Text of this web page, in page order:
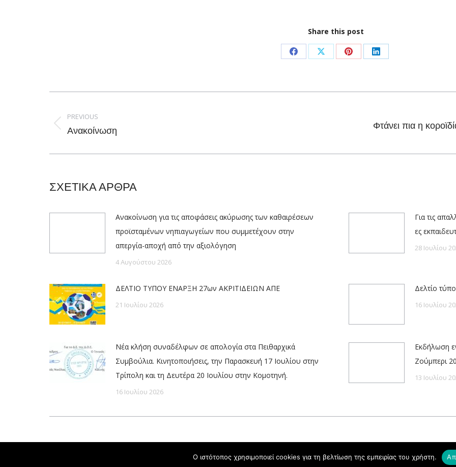
Share this post
Share
Facebook
Share
X
Share
Pinterest
Share
LinkedIn
navigation
PREVIOUS
Previous
Ανακοίνωση
Φτάνει πια η
ΣΧΕΤΙΚΑ ΑΡΘΡΑ
Ανακοίνωση για τις αποφάσεις ακύρωσης των καθαιρέσεων
προϊσταμένων νηπιαγωγείων που συμμετέχουν στην
απεργία-αποχή από την αξιολόγηση
4 Αυγούστου 2026
Για τις
ες
28 Ιουλίου
ΔΕΛΤΙΟ ΤΥΠΟΥ ΕΝΑΡΞΗ 27ων ΑΚΡΙΤΙΔΕΙΩΝ ΑΠΕ
21 Ιουλίου 2026
Δελτίο
16 Ιουλίου
Νέα κλήση συναδέλφων σε απολογία στα Πειθαρχικά
Συμβούλια. Κινητοποιήσεις, την Παρασκευή 17 Ιουλίου στην
Τρίπολη και τη Δευτέρα 20 Ιουλίου στην Κομοτηνή.
16 Ιουλίου 2026
Εκδήλωση
Ζούμπερι
13 Ιουλίου
Ο ιστότοπος χρησιμοποιεί cookies για τη βελτίωση της εμπειρίας του χρήστη.